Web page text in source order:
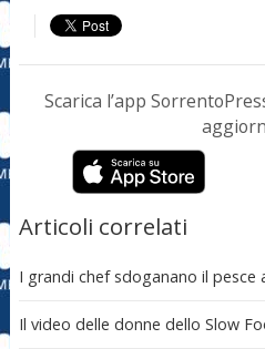
Scarica l’app
Articoli correlati
I grandi chef sdoganano il pesce
Il video delle donne dello Slow